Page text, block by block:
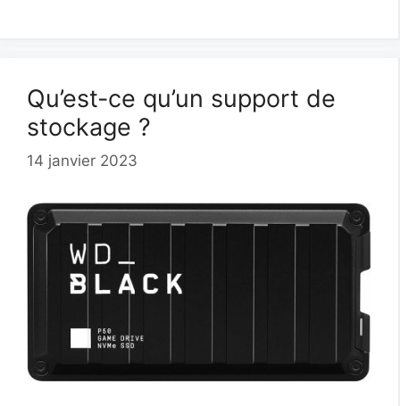
Qu’est-ce qu’un support de
stockage ?
14 janvier 2023